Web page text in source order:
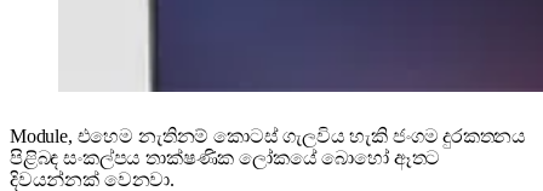
Module, එහෙම නැතිනම් කොටස් ගැලවිය හැකි ජංගම දුරකතනය
පිළිබඳ සංකල්පය තාක්ෂණික ලෝකයේ බොහෝ ඈතට
දිවයන්නක් වෙනවා.